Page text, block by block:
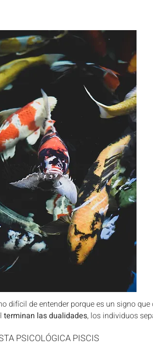
Eclipses y Fases lunares Eclipses y
Revolución solar Revolución solar
Ciclo de Venus
SIGNOS
difícil de entender porque es un signo
terminan las dualidades, los individuos
PSICOLÓGICA PISCIS